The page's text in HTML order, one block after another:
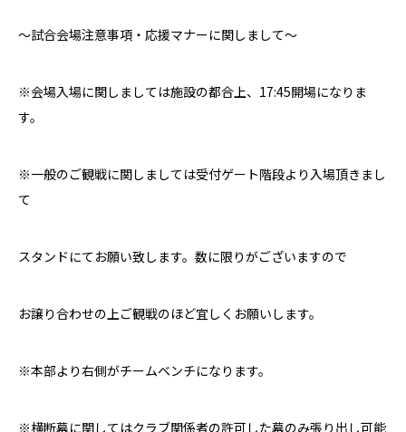
〜試合会場注意事項・応援マナーに関しまして〜
※会場入場に関しましては施設の都合上、 17:45開場になりま
す。
※一般のご観戦に関しましては受付ゲート階段より入場頂きまし
て
スタンドにてお願い致します。数に限りがございますので
お譲り合わせの上ご観戦のほど宜しくお願いします。
※本部より右側がチームベンチになります。
※横断幕に関してはクラブ関係者の許可した幕のみ張り出し可能